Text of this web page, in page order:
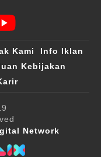
Kami
Info Iklan
Kebijakan
Network